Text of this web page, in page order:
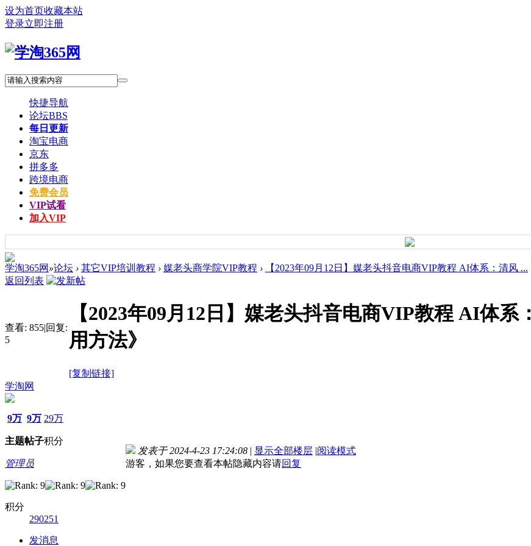
设为首页收藏本站
登录立即注册
快捷导航
论坛BBS
每日更新
淘宝电商
京东
拼多多
跨境电商
免费会员
VIP试看
加入VIP
学淘365网 »论坛 › 其它VIP培训教程 › 媒老头商学院VIP教程 ›
【2023年09月12日】媒老头抖音电商VIP教程 AI体系：清风 ...
返回列表
查看: 855|回复:
5
【2023年09月12日】媒老头抖音电商VIP教程 AI体
用方法》
[复制链接]
学淘网
9万
主题
9万
帖子
29万
积分
管理员
积分
290251
发消息
发表于 2024-4-23 17:24:08 | 显示全部楼层 |阅读模式
游客，如果您要查看本帖隐藏内容请回复